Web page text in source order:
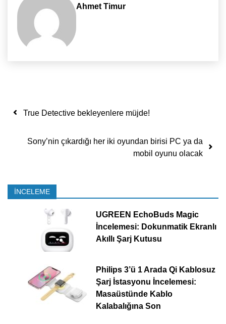
Ahmet Timur
Yazı dolaşımı
True Detective bekleyenlere müjde!
Sony’nin çıkardığı her iki oyundan birisi PC ya da
mobil oyunu olacak
İNCELEME
UGREEN EchoBuds Magic
İncelemesi: Dokunmatik Ekranlı
Akıllı Şarj Kutusu
Philips 3’ü 1 Arada Qi Kablosuz
Şarj İstasyonu İncelemesi:
Masaüstünde Kablo
Kalabalığına Son